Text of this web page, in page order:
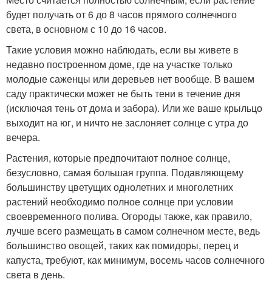
будет получать от 6 до 8 часов прямого солнечного
света, в основном с 10 до 16 часов.
Такие условия можно наблюдать, если вы живете в
недавно построенном доме, где на участке только
молодые саженцы или деревьев нет вообще. В вашем
саду практически может не быть тени в течение дня
(исключая тень от дома и забора). Или же ваше крыльцо
выходит на юг, и ничто не заслоняет солнце с утра до
вечера.
Растения, которые предпочитают полное солнце,
безусловно, самая большая группа. Подавляющему
большинству цветущих однолетних и многолетних
растений необходимо полное солнце при условии
своевременного полива. Огороды также, как правило,
лучше всего размещать в самом солнечном месте, ведь
большинство овощей, таких как помидоры, перец и
капуста, требуют, как минимум, восемь часов солнечного
света в день.